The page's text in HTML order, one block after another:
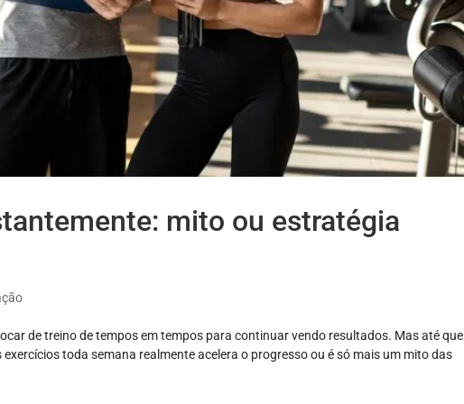
mito ou estratégia
de treino de tempos em tempos para continuar vendo resultados. Mas até que
toda semana realmente acelera o progresso ou é só mais um mito das